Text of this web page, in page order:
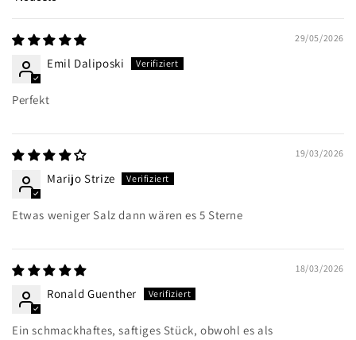
Sort by
29/05/2026
Emil Daliposki
Perfekt
19/03/2026
Marijo Strize
Etwas weniger Salz dann wären es 5 Sterne
18/03/2026
Ronald Guenther
Ein schmackhaftes, saftiges Stück, obwohl es als